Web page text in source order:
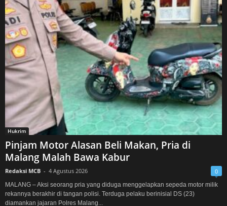
Hukrim
Pinjam Motor Alasan Beli Makan, Pria di
Malang Malah Bawa Kabur
Redaksi MCB - 4 Agustus 2026 0
MALANG – Aksi seorang pria yang diduga menggelapkan sepeda motor milik
rekannya berakhir di tangan polisi. Terduga pelaku berinisial DS (23)
diamankan jajaran Polres Malang...